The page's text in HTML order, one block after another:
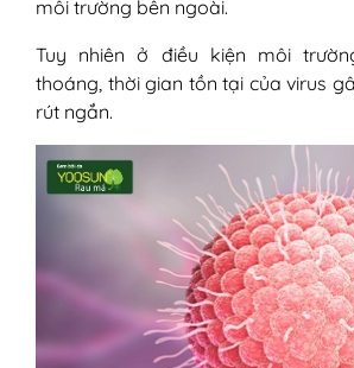
môi trường bên ngoài.
Tuy nhiên ở điều kiện môi
thoáng, thời gian tồn tại của virus
rút ngắn.